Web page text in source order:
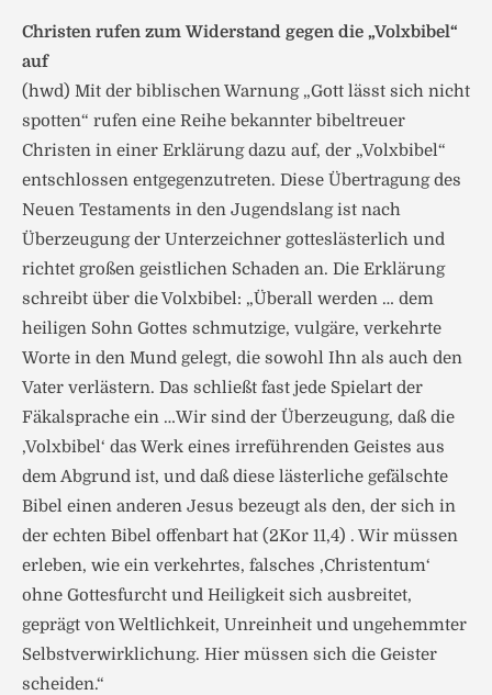
Christen rufen zum Widerstand gegen die „Volxbibel“
auf
(hwd) Mit der biblischen Warnung „Gott lässt sich nicht
spotten“ rufen eine Reihe bekannter bibeltreuer
Christen in einer Erklärung dazu auf, der „Volxbibel“
entschlossen entgegenzutreten. Diese Übertragung des
Neuen Testaments in den Jugendslang ist nach
Überzeugung der Unterzeichner gotteslästerlich und
richtet großen geistlichen Schaden an. Die Erklärung
schreibt über die Volxbibel: „Überall werden … dem
heiligen Sohn Gottes schmutzige, vulgäre, verkehrte
Worte in den Mund gelegt, die sowohl Ihn als auch den
Vater verlästern. Das schließt fast jede Spielart der
Fäkalsprache ein …Wir sind der Überzeugung, daß die
,Volxbibel‘ das Werk eines irreführenden Geistes aus
dem Abgrund ist, und daß diese lästerliche gefälschte
Bibel einen anderen Jesus bezeugt als den, der sich in
der echten Bibel offenbart hat (2Kor 11,4) . Wir müssen
erleben, wie ein verkehrtes, falsches ,Christentum‘
ohne Gottesfurcht und Heiligkeit sich ausbreitet,
geprägt von Weltlichkeit, Unreinheit und ungehemmter
Selbstverwirklichung. Hier müssen sich die Geister
scheiden.“